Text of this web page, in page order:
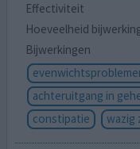
Effectiviteit
Hoeveelheid
Bijwerkingen
achteruitgang in
constipatie
wazig